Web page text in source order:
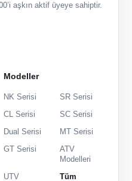
aşkın aktif üyeye sahiptir.
Modeller
NK Serisi
SR Serisi
CL Serisi
SC Serisi
Dual Serisi
MT Serisi
GT Serisi
ATV
Modelleri
UTV
Tüm